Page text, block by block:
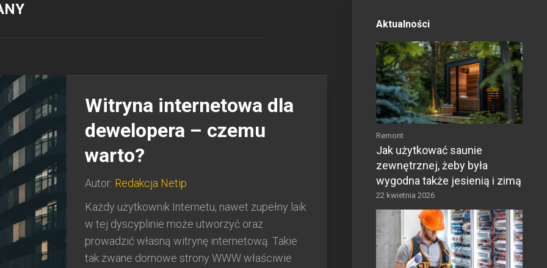
Witryna internetowa dla
dewelopera – czemu
warto?
Autor: Redakcja Netip
Każdy użytkownik Internetu, nawet zupełny laik
w tej dyscyplinie może utworzyć oraz
prowadzić własną witrynę internetową. Takie
tak zwane domowe strony WWW właściwie
Aktualności
Remont
Jak użytkować saunie
zewnętrznej, żeby była
wygodna także jesienią i zimą
22 kwietnia 2026